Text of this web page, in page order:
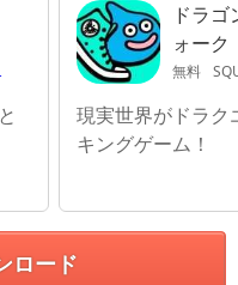
ドラ
ォーク
無料
現実世界がドラク
キングゲーム！
ロード